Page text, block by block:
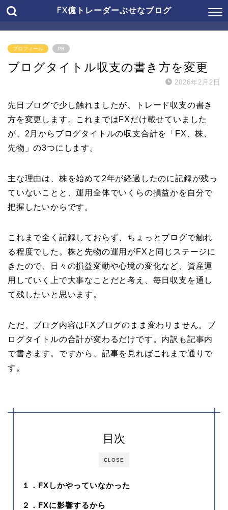
FX億トレーダーぶせなブログ
プロフィール PR
ブログタイトル収支の書き方を変更
2026年2月2日
先日ブログで少し触れましたが、トレード収支の書き
方を変更します。これまではFXだけ載せていました
が、2月からブログタイトルの収支合計を「FX、株、
先物」の3つにします。
主な理由は、株を始めて2年が経過したのに記録が残っ
ていないことと、運用全体でいくらの損益かを自分で
把握したいからです。
これまで全く記録しておらず、ちょっとブログで触れ
る程度でした。株と先物の運用がFXと同じステージに
きたので、日々の損益変動や心境の変化など、資産運
用していく上で大事なことだと考え、毎日収支を通し
て残したいと思います。
ただ、ブログ内容はFXブログのまま変わりません。ブ
ログタイトルの合計が変わるだけです。内訳も記事内
で書きます。ですから、記事を見ればこれまで通りで
す。
CLOSE
目次
１．FXしかやっていなかった
２．FXに影響するから